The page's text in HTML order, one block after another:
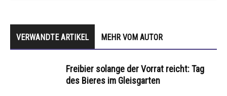
VERWANDTE ARTIKEL MEHR VOM AUTOR
Freibier solange der Vorrat reicht: Tag
des Bieres im Gleisgarten